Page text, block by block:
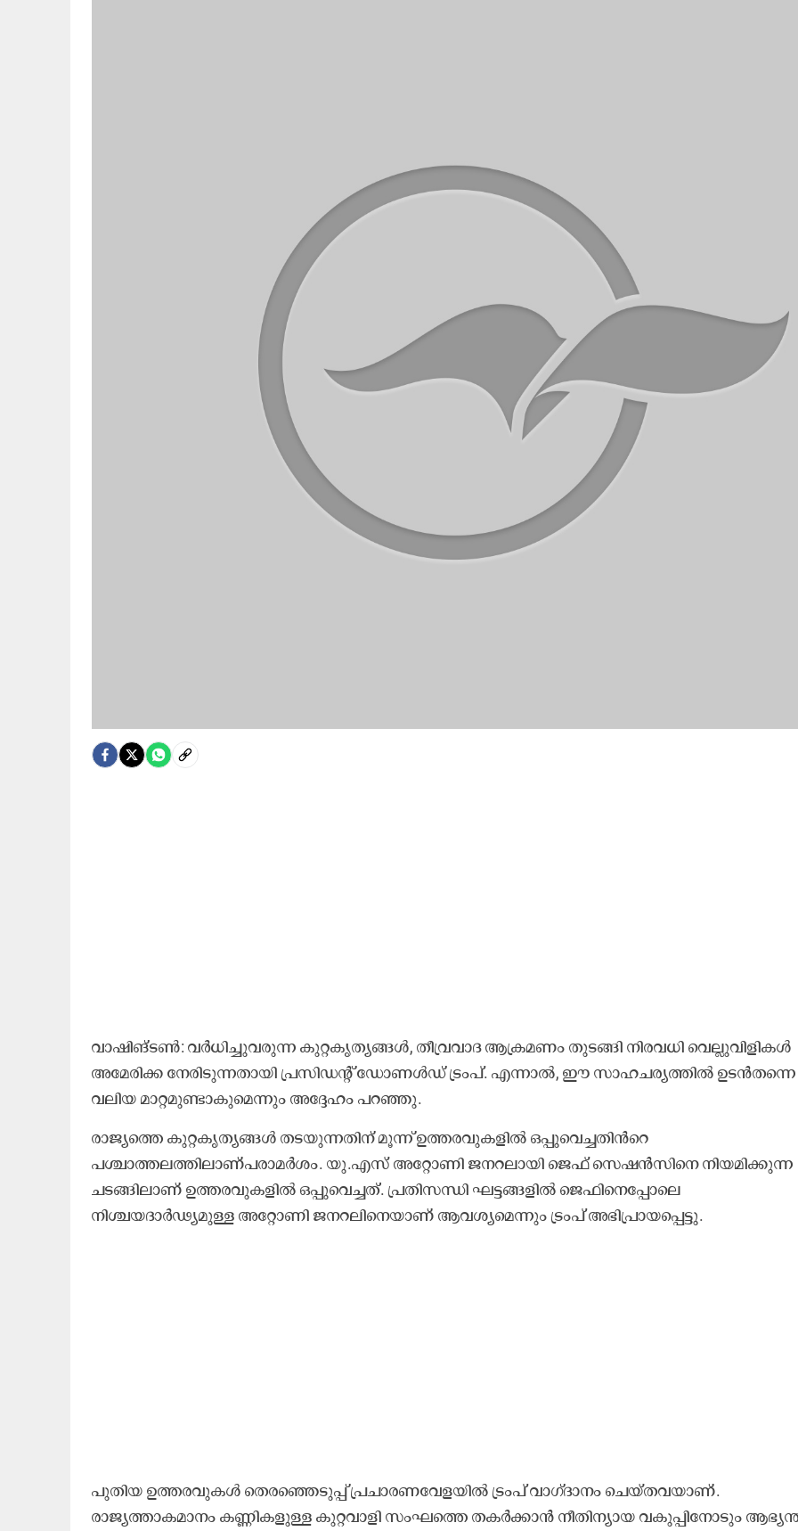
വാഷിങ്ടണ്‍: വര്‍ധിച്ചുവരുന്ന കുറ്റകൃത്യങ്ങള്‍, തീവ്രവാദ ആക്രമണം തുടങ്ങി നിരവധി വെല്ലുവിളികള്‍
അമേരിക്ക നേരിടുന്നതായി പ്രസിഡന്‍റ് ഡോണള്‍ഡ് ട്രംപ്. എന്നാല്‍, ഈ സാഹചര്യത്തില്‍ ഉടന്‍തന്നെ
വലിയ മാറ്റമുണ്ടാകുമെന്നും അദ്ദേഹം പറഞ്ഞു.
രാജ്യത്തെ കുറ്റകൃത്യങ്ങള്‍ തടയുന്നതിന് മൂന്ന് ഉത്തരവുകളില്‍ ഒപ്പുവെച്ചതിന്‍െറ
പശ്ചാത്തലത്തിലാണ്പരാമര്‍ശം. യു.എസ് അറ്റോണി ജനറലായി ജെഫ് സെഷന്‍സിനെ നിയമിക്കുന്ന
ചടങ്ങിലാണ് ഉത്തരവുകളില്‍ ഒപ്പുവെച്ചത്. പ്രതിസന്ധി ഘട്ടങ്ങളില്‍ ജെഫിനെപ്പോലെ
നിശ്ചയദാര്‍ഢ്യമുള്ള അറ്റോണി ജനറലിനെയാണ് ആവശ്യമെന്നും ട്രംപ് അഭിപ്രായപ്പെട്ടു.
പുതിയ ഉത്തരവുകള്‍ തെരഞ്ഞെടുപ്പ് പ്രചാരണവേളയില്‍ ട്രംപ് വാഗ്ദാനം ചെയ്തവയാണ്.
രാജ്യത്താകമാനം കണ്ണികളുള്ള കുറ്റവാളി സംഘത്തെ തകര്‍ക്കാന്‍ നീതിന്യായ വകുപ്പിനോടും